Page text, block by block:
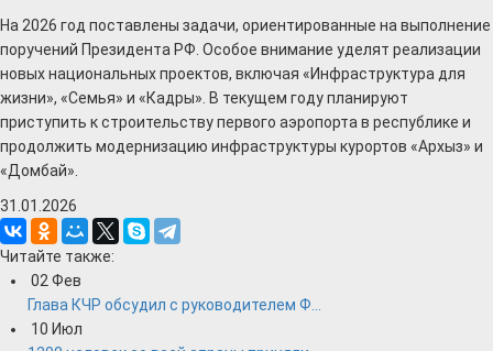
На 2026 год поставлены задачи, ориентированные на выполнение
поручений Президента РФ. Особое внимание уделят реализации
новых национальных проектов, включая «Инфраструктура для
жизни», «Семья» и «Кадры». В текущем году планируют
приступить к строительству первого аэропорта в республике и
продолжить модернизацию инфраструктуры курортов «Архыз» и
«Домбай».
31.01.2026
Читайте также:
02 Фев
Глава КЧР обсудил с руководителем Ф...
10 Июл